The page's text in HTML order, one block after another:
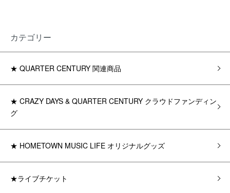
カテゴリー
★ QUARTER CENTURY 関連商品
★ CRAZY DAYS & QUARTER CENTURY クラウドファンディン
グ
★ HOMETOWN MUSIC LIFE オリジナルグッズ
★ライブチケット